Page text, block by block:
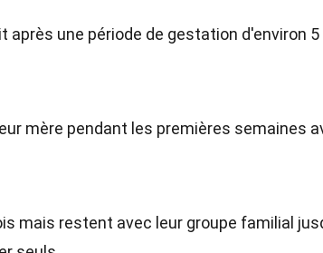
une période de gestation d'environ 5
mère pendant les premières semaines
mais restent avec leur groupe familial